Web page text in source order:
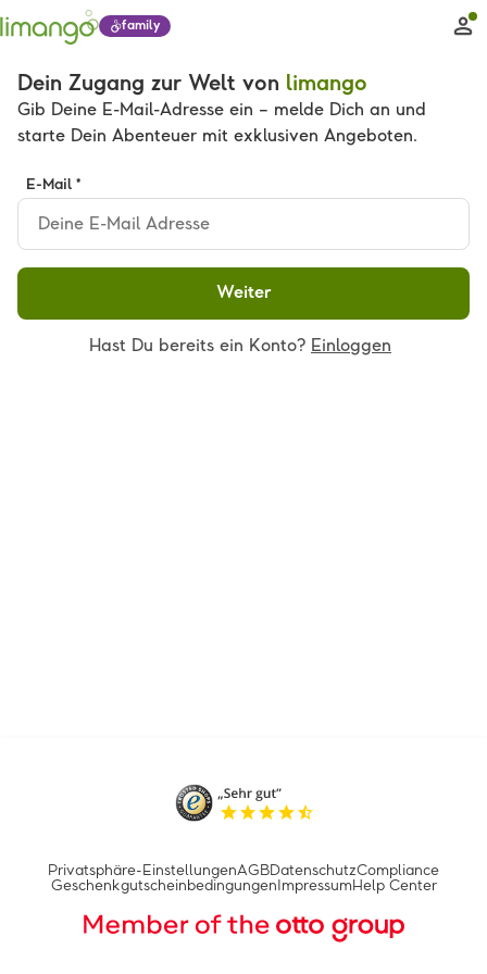
family
Dein Zugang zur Welt von limango
Gib Deine E-Mail-Adresse ein – melde Dich an und
starte Dein Abenteuer mit exklusiven Angeboten.
E-Mail *
Weiter
Hast Du bereits ein Konto? Einloggen
Privatsphäre-EinstellungenAGBDatenschutzCompliance
Geschenkgutscheinbedingungen Impressum Help Center